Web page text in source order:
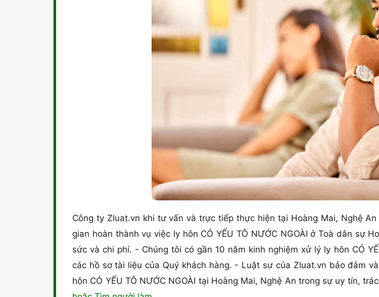
Công ty Zluat.vn khi tư vấn và trực tiếp thực hiện tại Hoàng Mai, Nghệ
gian hoàn thành vụ việc ly hôn CÓ YẾU TÔ NƯỚC NGOÀI ở Toà dân sự
sức và chi phí. - Chúng tôi có gần 10 năm kinh nghiệm xử lý ly hôn CÓ
các hồ sơ tài liệu của Quý khách hàng. - Luật sư của Zluat.vn bảo đảm
hôn CÓ YẾU TÔ NƯỚC NGOÀI tại Hoàng Mai, Nghệ An trong sự uy tín,